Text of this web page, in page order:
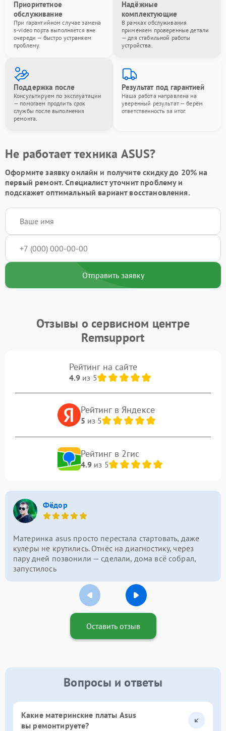
Приоритетное
обслуживание
При гарантийном случае замена
s-video порта выполняется вне
очереди — быстро устраняем
проблему.
Надёжные
комплектующие
В рамках обслуживания
применяем проверенные детали
— для стабильной работы
устройства.
Поддержка после
Консультируем по эксплуатации
— помогаем продлить срок
службы после выполнения
ремонта.
Результат под гарантией
Наша работа направлена на
уверенный результат — берём
ответственность за итог.
Не работает техника ASUS?
Оформите заявку онлайн и получитескидку до 20% на
первый ремонт. Специалист уточнит проблему и
подскажет оптимальный вариант восстановления.
Отправить заявку
Отзывы о сервисном центре
Remsupport
Рейтинг на сайте
4.9из 5
Рейтинг в Яндексе
5 из 5
Рейтинг в 2гис
4.9из 5
Фёдор
Материнка asus просто перестала стартовать, даже
кулеры не крутились. Отнёс на диагностику, через
пару дней позвонили — сделали, дома всё собрал,
запустилось
Оставить отзыв
Вопросы и ответы
Какие материнские платы Asus
вы ремонтируете?